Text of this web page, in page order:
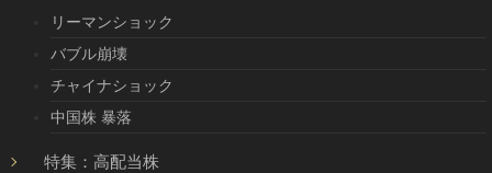
リーマンショック
バブル崩壊
チャイナショック
中国株 暴落
特集：高配当株